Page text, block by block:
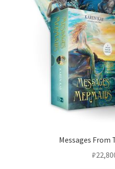
Messages From
₽